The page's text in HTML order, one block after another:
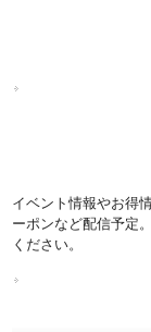
イベント情報やお得
ーポンなど配信予定
ください。